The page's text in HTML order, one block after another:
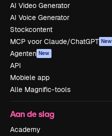
AI Video Generator
AI Voice Generator
Stockcontent
MCP voor Claude/ChatGPT New
Agenten New
API
Mobiele app
Alle Magnific-tools
Aan de slag
Academy